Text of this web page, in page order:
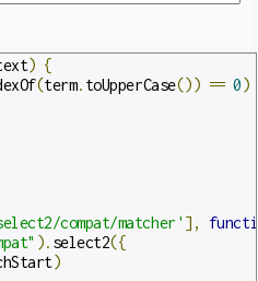
) {
(term. toUpperCase()) == 0)
compat/matcher' ],
). select2({
)